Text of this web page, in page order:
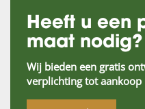
Heeft u een
maat nodig?
Wij bieden een gratis
verplichting tot aankoop